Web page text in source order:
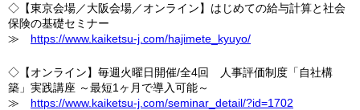
◇【東京会場／大阪会場／オンライン】はじめての給与計算と社会
保険の基礎セミナー
≫ https://www.kaiketsu-j.com/hajimete_kyuyo/
◇【オンライン】毎週火曜日開催/全4回 人事評価制度「自社構
築」実践講座 ～最短1ヶ月で導入可能～
≫ https://www.kaiketsu-j.com/seminar_detail/?id=1702